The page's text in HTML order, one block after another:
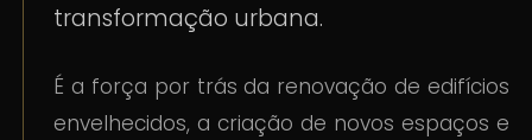
transformação urbana.
É a força por trás da renovação de edifícios
envelhecidos, a criação de novos espaços e